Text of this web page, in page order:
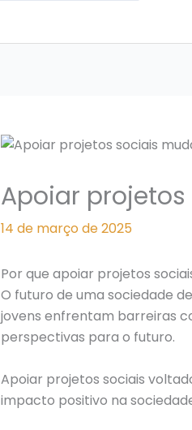
Apoiar
14 de março de 2025
Por que apoiar projetos
O futuro de uma sociedade
jovens enfrentam barreiras
perspectivas para o futuro.
Apoiar projetos sociais
impacto positivo na